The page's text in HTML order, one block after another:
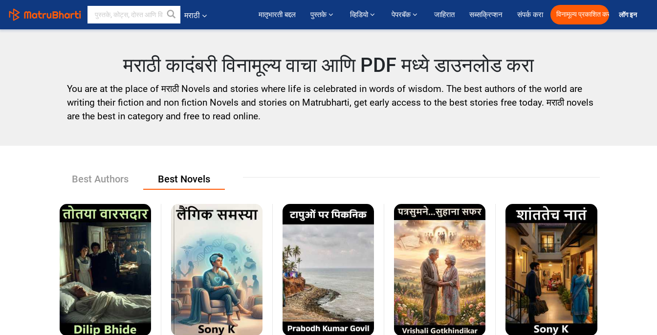
मराठी ﻿मातृभारती बद्दल पुस्तके व्हिडियो पेपरबॅक जाहिरात सब्सक्रिप्शन संपर्क करा विनामूल्य प्रकाशित करा लॉग इन
मराठी कादंबरी विनामूल्य वाचा आणि PDF मध्ये डाउनलोड करा
You are at the place of मराठी Novels and stories where life is celebrated in words of wisdom. The best authors of the world are
writing their fiction and non fiction Novels and stories on Matrubharti, get early access to the best stories free today. मराठी novels
are the best in category and free to read online.
Best Authors Best Novels